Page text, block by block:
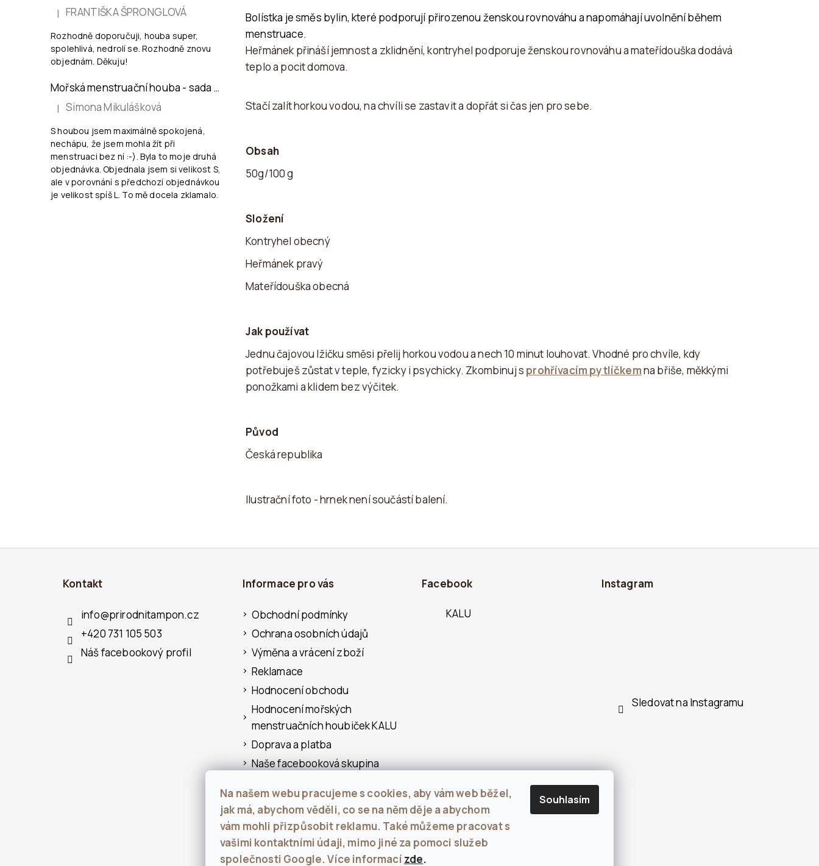
Na našem webu pracujeme s cookies, aby vám web běžel,
jak má, abychom věděli, co se na něm děje a abychom
vám mohli přizpůsobit reklamu. Také můžeme pracovat s
vašimi kontaktními údaji, mimo jiné za pomoci služeb
společnosti Google. Více informací zde.
Souhlasím
Hodnocení produktu je 5 z 5 hvězdiček.
| FRANTIŠKA ŠPRONGLOVÁ
Rozhodně doporučuji, houba super,
spolehlivá, nedrolí se. Rozhodně znovu
objednám. Děkuju!
Mořská menstruační houba - sada 2xS
Hodnocení produktu je 5 z 5 hvězdiček.
| Simona Mikulášková
S houbou jsem maximálně spokojená,
nechápu, že jsem mohla žít při
menstruaci bez ní :-). Byla to moje druhá
objednávka. Objednala jsem si velikost S,
ale v porovnání s předchozí objednávkou
je velikost spíš L. To mě docela zklamalo.
Bolístka je směs bylin, které podporují přirozenou ženskou rovnováhu a napomáhají uvolnění během
menstruace.
Heřmánek přináší jemnost a zklidnění, kontryhel podporuje ženskou rovnováhu a mateřídouška dodává
teplo a pocit domova.
Stačí zalít horkou vodou, na chvíli se zastavit a dopřát si čas jen pro sebe.
Obsah
50g/100 g
Složení
Kontryhel obecný
Heřmánek pravý
Mateřídouška obecná
Jak používat
Jednu čajovou lžičku směsi přelij horkou vodou a nech 10 minut louhovat. Vhodné pro chvíle, kdy
potřebuješ zůstat v teple, fyzicky i psychicky. Zkombinuj s prohřívacím pytlíčkemna břiše, měkkými
ponožkami a klidem bez výčitek.
Původ
Česká republika
Ilustrační foto - hrnek není součástí balení.
Kontakt
info@prirodnitampon.cz
+420 731 105 503
Náš facebookový profil
Informace pro vás
Obchodní podmínky
Ochrana osobních údajů
Výměna a vrácení zboží
Reklamace
Hodnocení obchodu
Hodnocení mořských
menstruačních houbiček KALU
Doprava a platba
Naše facebooková skupina
menstruačních houbách
Kontakt
Napiš mi
Facebook
KALU
Instagram
Sledovat na Instagramu